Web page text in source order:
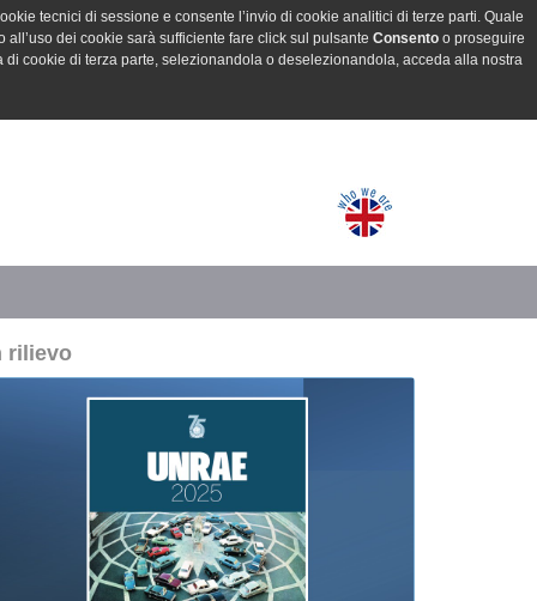
tecnici di sessione e consente l’invio di cookie analitici di terze parti. Quale
dei cookie sarà sufficiente fare click sul pulsante Consentoo proseguire
cookie di terza parte, selezionandola o deselezionandola, acceda alla nostra
rilievo